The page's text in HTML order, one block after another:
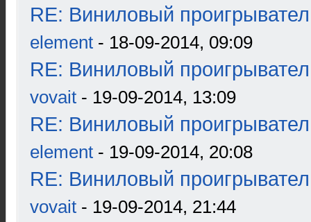
RE: Виниловый
element - 18-09-2014, 09:09
RE: Виниловый
vovait - 19-09-2014, 13:09
RE: Виниловый
element - 19-09-2014, 20:08
RE: Виниловый
vovait - 19-09-2014, 21:44